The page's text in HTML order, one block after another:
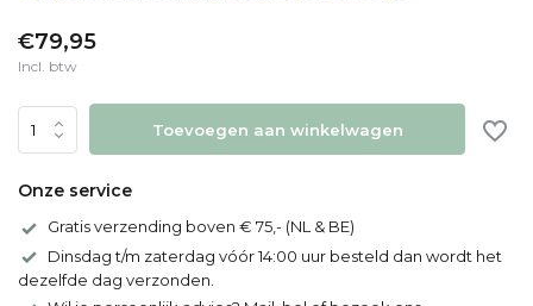
€79,95
Incl. btw
Toevoegen aan winkelwagen
Onze service
Gratis verzending boven € 75,- (NL & BE)
Dinsdag t/m zaterdag vóór 14:00 uur besteld dan wordt het
dezelfde dag verzonden.